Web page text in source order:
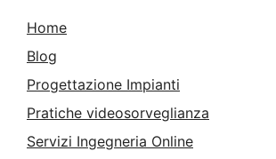
Home
Blog
Progettazione Impianti
Pratiche videosorveglianza
Servizi Ingegneria Online